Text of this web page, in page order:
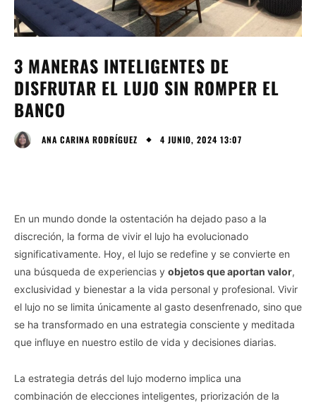
3 MANERAS INTELIGENTES DE
DISFRUTAR EL LUJO SIN ROMPER EL
BANCO
ANA CARINA RODRÍGUEZ 4 JUNIO, 2024 13:07
En un mundo donde la ostentación ha dejado paso a la
discreción, la forma de vivir el lujo ha evolucionado
significativamente. Hoy, el lujo se redefine y se convierte en
una búsqueda de experiencias y objetos que aportan valor,
exclusividad y bienestar a la vida personal y profesional. Vivir
el lujo no se limita únicamente al gasto desenfrenado, sino que
se ha transformado en una estrategia consciente y meditada
que influye en nuestro estilo de vida y decisiones diarias.
La estrategia detrás del lujo moderno implica una
combinación de elecciones inteligentes, priorización de la